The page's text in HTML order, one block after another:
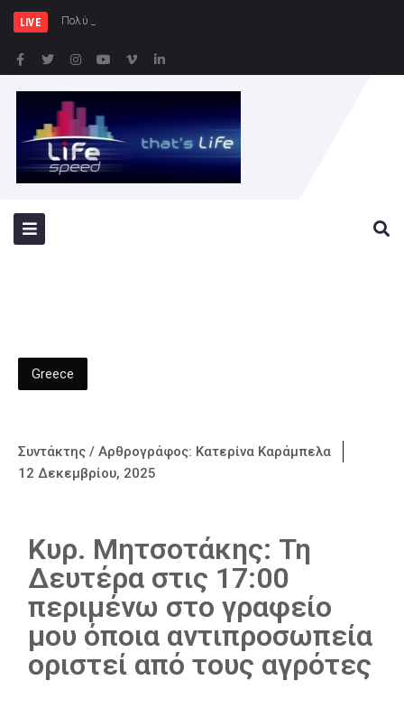
LIVE Πολύ υψηλός κίνδυνος πυρκαγιάς
Greece
Συντάκτης / Αρθρογράφος: Κατερίνα Καράμπελα
12 Δεκεμβρίου, 2025
Κυρ. Μητσοτάκης: Τη
Δευτέρα στις 17:00
περιμένω στο γραφείο
μου όποια αντιπροσωπεία
οριστεί από τους αγρότες